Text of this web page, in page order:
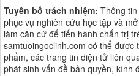
Tuyên bố trách nhiệm: Thông
phục vụ nghiên cứu học tập và
làm căn cứ để tiến hành chẩn trị
samtuoingoclinh.com có thể
phẩm, các trang tin điện tử liên
phát sinh vấn đề bản quyền, kính